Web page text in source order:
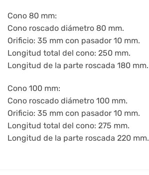
Cono 80 mm:
Cono roscado diámetro 80 mm.
Orificio: 35 mm con pasador 10 mm.
Longitud total del cono: 250 mm.
Longitud de la parte roscada 180 mm.
Cono 100 mm:
Cono roscado diámetro 100 mm.
Orificio: 35 mm con pasador 10 mm.
Longitud total del cono: 275 mm.
Longitud de la parte roscada 220 mm.